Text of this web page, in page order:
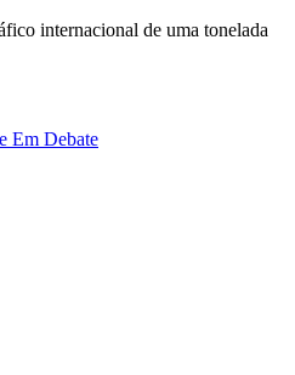
internacional de uma tonelada